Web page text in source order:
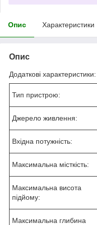
Опис Характеристики
Опис
Додаткові характеристики:
Тип пристрою:
Джерело живлення:
Вхідна потужність:
Максимальна місткість:
Максимальна висота
підйому:
Максимальна глибина